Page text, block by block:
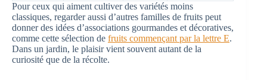
Pour ceux qui aiment cultiver des variétés moins
classiques, regarder aussi d’autres familles de fruits peut
donner des idées d’associations gourmandes et décoratives,
comme cette sélection de fruits commençant par la lettre E.
Dans un jardin, le plaisir vient souvent autant de la
curiosité que de la récolte.